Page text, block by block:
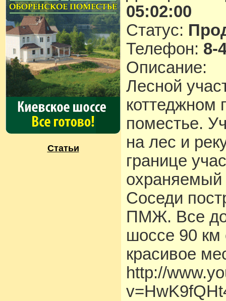
Статьи
05:02:00
Статус:
Телефон: 8-
Описание:
Лесной
коттеджном
поместье.
на лес и
границе
охраняемый
Соседи
ПМЖ. Все
шоссе 90
красивое
http://